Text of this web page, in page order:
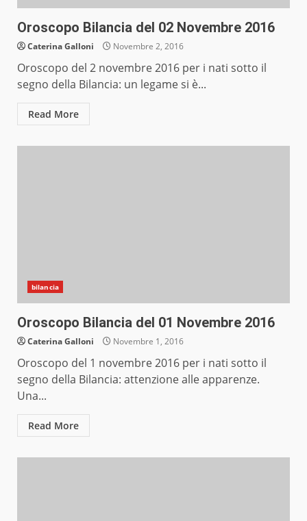
Oroscopo Bilancia del 02 Novembre 2016
Caterina Galloni Novembre 2, 2016
Oroscopo del 2 novembre 2016 per i nati sotto il
segno della Bilancia: un legame si è...
Read More
bilancia
Oroscopo Bilancia del 01 Novembre 2016
Caterina Galloni Novembre 1, 2016
Oroscopo del 1 novembre 2016 per i nati sotto il
segno della Bilancia: attenzione alle apparenze.
Una...
Read More